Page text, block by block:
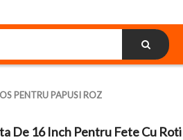
PENTRU PAPUSI ROZ
De 16 Inch Pentru Fete Cu